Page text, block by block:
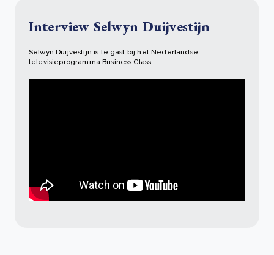
Interview Selwyn Duijvestijn
Selwyn Duijvestijn is te gast bij het Nederlandse
televisieprogramma Business Class.